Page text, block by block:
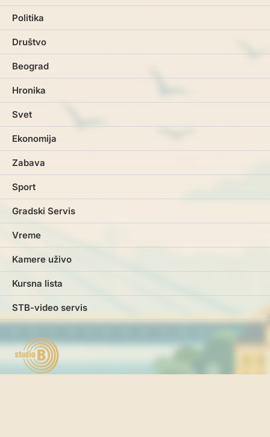
Politika
Društvo
Beograd
Hronika
Svet
Ekonomija
Zabava
Sport
Gradski Servis
Vreme
Kamere uživo
Kursna lista
STB-video servis